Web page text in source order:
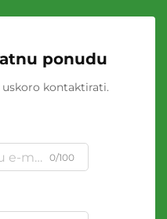
ponudu
uskoro kontaktirati.
0/100